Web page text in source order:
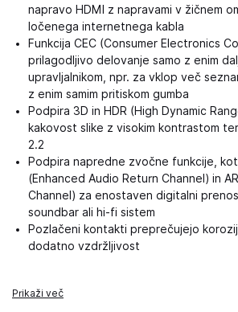
napravo HDMI z napravami v žičnem
ločenega internetnega kabla
Funkcija CEC (Consumer Electronics
prilagodljivo delovanje samo z enim
upravljalnikom, npr. za vklop več
z enim samim pritiskom gumba
Podpira 3D in HDR (High Dynamic
kakovost slike z visokim kontrastom
2.2
Podpira napredne zvočne funkcije,
(Enhanced Audio Return Channel) in
Channel) za enostaven digitalni
soundbar ali hi-fi sistem
Pozlačeni kontakti preprečujejo
dodatno vzdržljivost
Prikaži več